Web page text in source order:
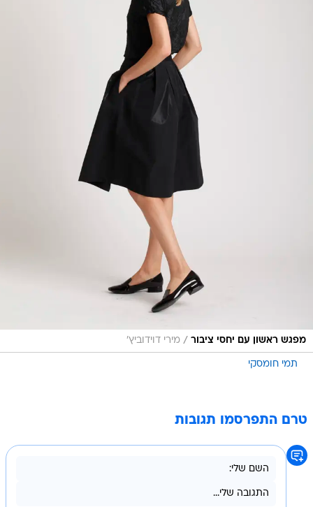
מפגש ראשון עם יחסי ציבור / מירי דוידוביץ'
תמי חומסקי
טרם התפרסמו תגובות